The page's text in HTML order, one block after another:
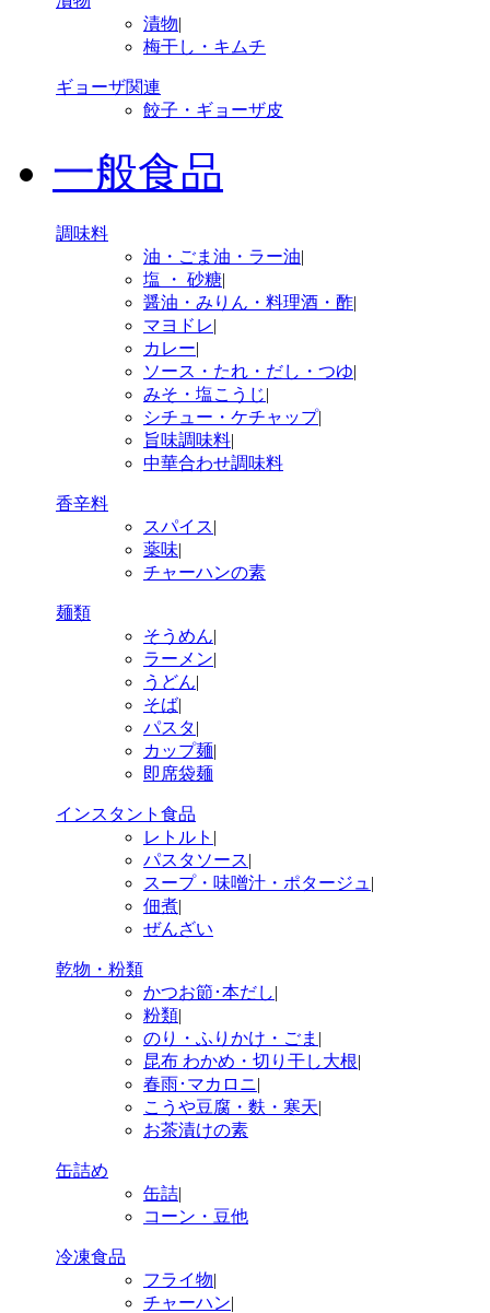
漬物|
梅干し・キムチ
ギョーザ関連
餃子・ギョーザ皮
一般食品
調味料
油・ごま油・ラー油|
塩 ・ 砂糖|
醤油・みりん・料理酒・酢|
マヨドレ|
カレー|
ソース・たれ・だし・つゆ|
みそ・塩こうじ|
シチュー・ケチャップ|
旨味調味料|
中華合わせ調味料
香辛料
スパイス|
薬味|
チャーハンの素
麺類
そうめん|
ラーメン|
うどん|
そば|
パスタ|
カップ麺|
即席袋麺
インスタント食品
レトルト |
パスタソース|
スープ・味噌汁・ポタージュ |
佃煮|
ぜんざい
乾物・粉類
かつお節･本だし|
粉類|
のり・ふりかけ・ごま |
昆布 わかめ・切り干し大根|
春雨･マカロニ|
こうや豆腐・麩・寒天|
お茶漬けの素
缶詰め
缶詰|
コーン・豆他
冷凍食品
フライ物|
チャーハン|